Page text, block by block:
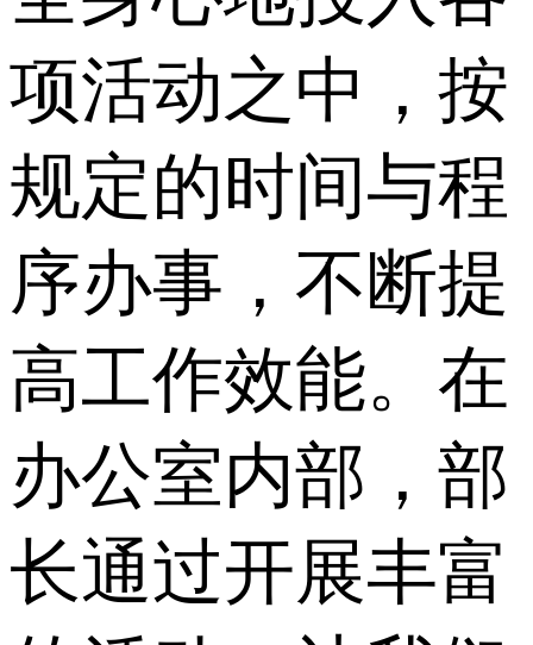
项活动之中，按
规定的时间与程
序办事，不断提
高工作效能。在
办公室内部，部
长通过开展丰富